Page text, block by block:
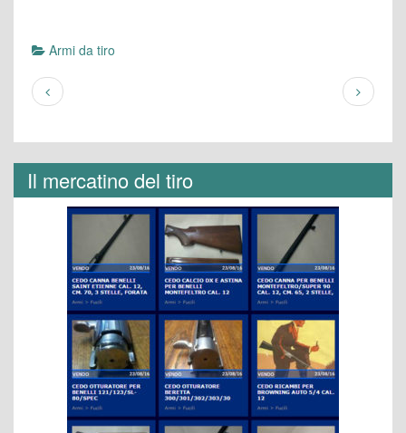
Armi da tiro
Il mercatino del tiro